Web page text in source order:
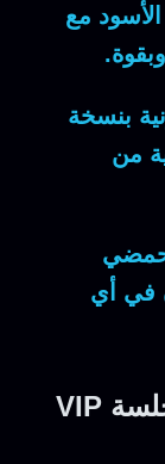
مع
بنسخة
من
في أي
كيفية التحضير الاحترافي لجلسة VIP